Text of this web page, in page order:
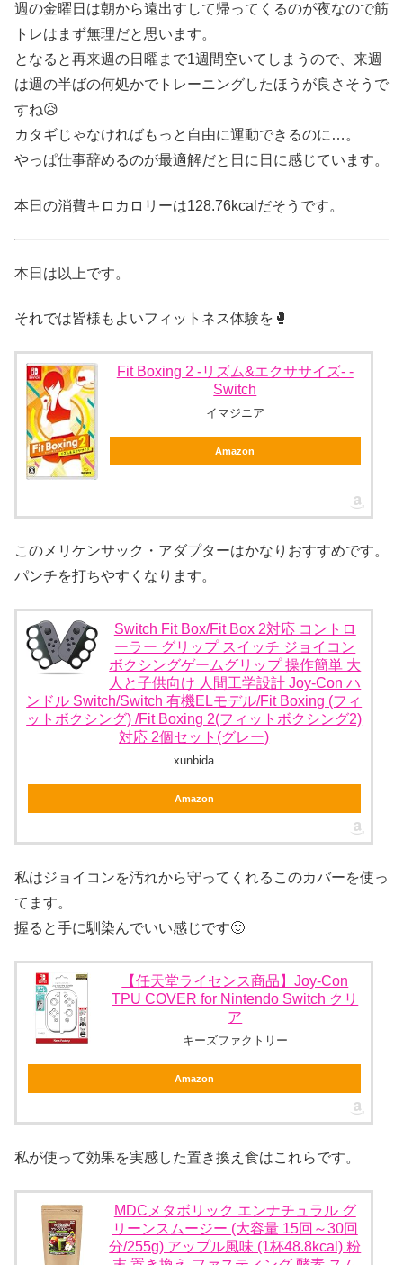
週の金曜日は朝から遠出すして帰ってくるのが夜なので筋
トレはまず無理だと思います。
となると再来週の日曜まで1週間空いてしまうので、来週
は週の半ばの何処かでトレーニングしたほうが良さそうで
すね😥
カタギじゃなければもっと自由に運動できるのに…。
やっぱ仕事辞めるのが最適解だと日に日に感じています。
本日の消費キロカロリーは128.76kcalだそうです。
本日は以上です。
それでは皆様もよいフィットネス体験を🥊
Fit Boxing 2 -リズム&エクササイズ- -
Switch
イマジニア
Amazon
このメリケンサック・アダプターはかなりおすすめです。
パンチを打ちやすくなります。
Switch Fit Box/Fit Box 2対応 コントロ
ーラー グリップ スイッチ ジョイコン
ボクシングゲームグリップ 操作簡単 大
人と子供向け 人間工学設計 Joy-Con ハ
ンドル Switch/Switch 有機ELモデル/Fit Boxing (フィ
ットボクシング) /Fit Boxing 2(フィットボクシング2)
対応 2個セット(グレー)
xunbida
Amazon
私はジョイコンを汚れから守ってくれるこのカバーを使っ
てます。
握ると手に馴染んでいい感じです🙂
【任天堂ライセンス商品】Joy-Con
TPU COVER for Nintendo Switch クリ
ア
キーズファクトリー
Amazon
私が使って効果を実感した置き換え食はこれらです。
MDCメタボリック エンナチュラル グ
リーンスムージー (大容量 15回～30回
分/255g) アップル風味 (1杯48.8kcal) 粉